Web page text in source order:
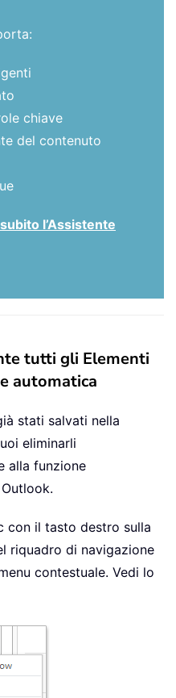
chiave
del contenuto
l’Assistente
tutti gli Elementi
automatica
stati salvati nella
eliminarli
alla funzione
con il tasto destro sulla
riquadro di navigazione
contestuale. Vedi lo